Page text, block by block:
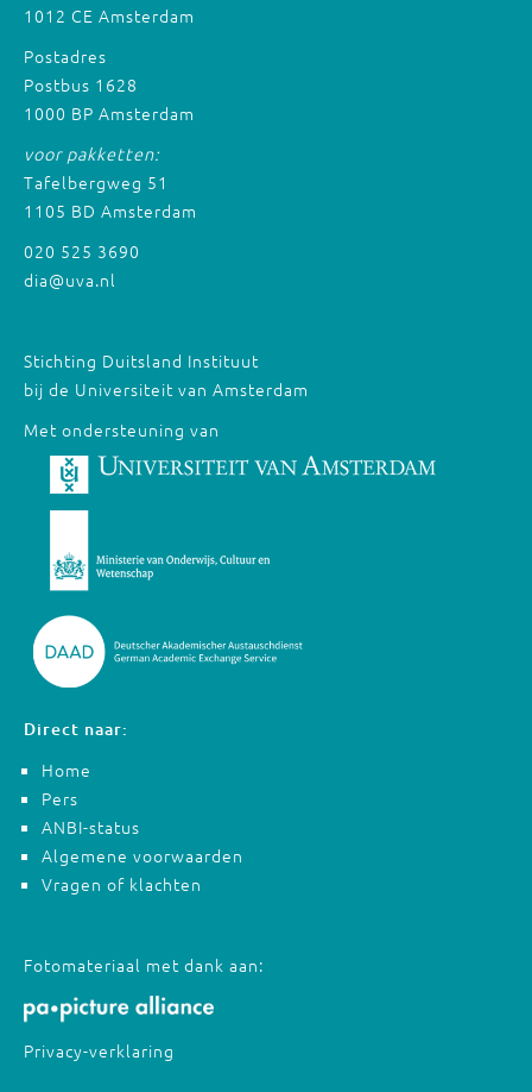
1012 CE Amsterdam
Postadres
Postbus 1628
1000 BP Amsterdam
voor pakketten:
Tafelbergweg 51
1105 BD Amsterdam
020 525 3690
dia@uva.nl
Stichting Duitsland Instituut
bij de Universiteit van Amsterdam
Met ondersteuning van
Direct naar:
Home
Pers
ANBI-status
Algemene voorwaarden
Vragen of klachten
Fotomateriaal met dank aan:
Privacy-verklaring